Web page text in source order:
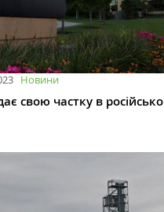
Новини
свою частку в